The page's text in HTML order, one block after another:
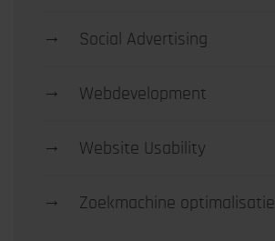
→ Social Advertising
→ Webdevelopment
→ Website Usability
→ Zoekmachine optimalisatie